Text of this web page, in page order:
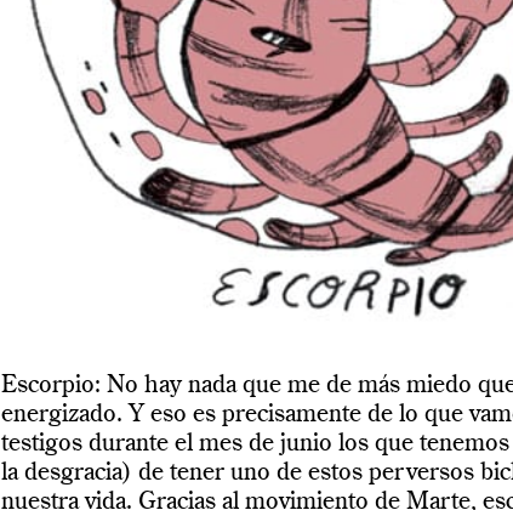
Escorpio: No hay nada que me de más miedo
energizado. Y eso es precisamente de lo que
testigos durante el mes de junio los que
la desgracia) de tener uno de estos perversos
nuestra vida. Gracias al movimiento de Marte,